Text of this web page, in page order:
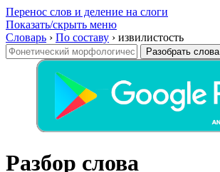
Перенос слов и деление на слоги
Показать/скрыть меню
Словарь › По составу › извилистость
Разобрать слова
Разбор слова